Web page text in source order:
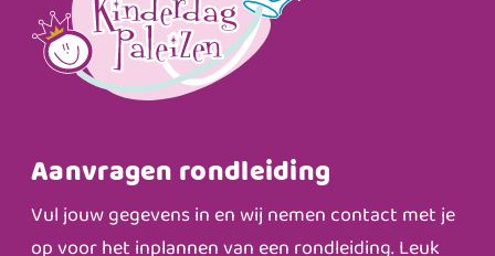
Aanvragen rondleiding
Vul jouw gegevens in en wij nemen contact met je